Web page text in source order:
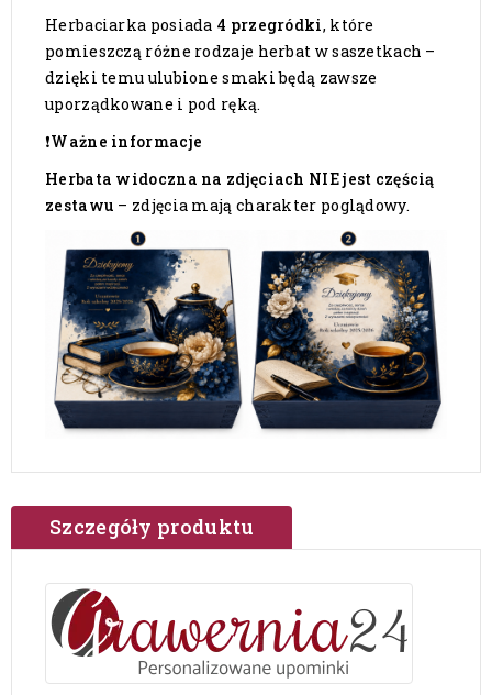
Herbaciarka posiada 4 przegródki, które
pomieszczą różne rodzaje herbat w saszetkach –
dzięki temu ulubione smaki będą zawsze
uporządkowane i pod ręką.
❗Ważne informacje
Herbata widoczna na zdjęciach NIE jest częścią
zestawu – zdjęcia mają charakter poglądowy.
Szczegóły produktu